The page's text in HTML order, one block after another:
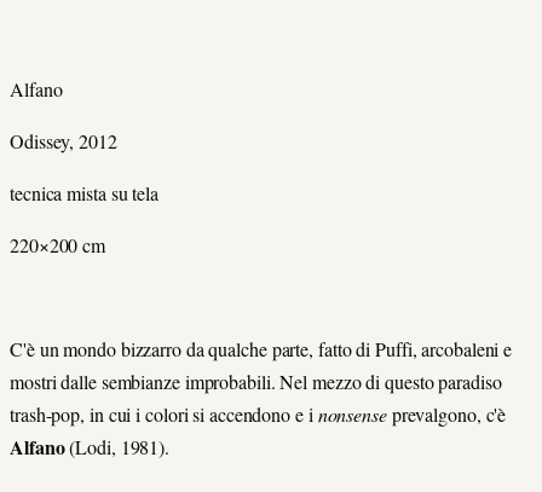
Alfano
Odissey, 2012
tecnica mista su tela
220×200 cm
C'è un mondo bizzarro da qualche parte, fatto di Puffi, arcobaleni e
mostri dalle sembianze improbabili. Nel mezzo di questo paradiso
trash-pop, in cui i colori si accendono e i nonsenseprevalgono, c'è
Alfano(Lodi, 1981).